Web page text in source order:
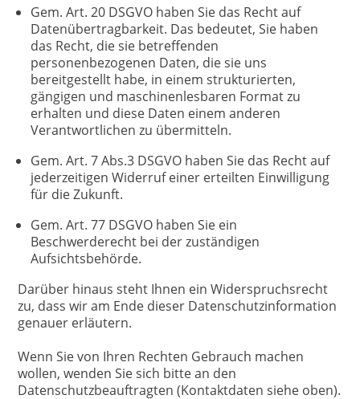
Gem. Art. 20 DSGVO haben Sie das Recht auf
Datenübertragbarkeit. Das bedeutet, Sie haben
das Recht, die sie betreffenden
personenbezogenen Daten, die sie uns
bereitgestellt habe, in einem strukturierten,
gängigen und maschinenlesbaren Format zu
erhalten und diese Daten einem anderen
Verantwortlichen zu übermitteln.
Gem. Art. 7 Abs.3 DSGVO haben Sie das Recht auf
jederzeitigen Widerruf einer erteilten Einwilligung
für die Zukunft.
Gem. Art. 77 DSGVO haben Sie ein
Beschwerderecht bei der zuständigen
Aufsichtsbehörde.
Darüber hinaus steht Ihnen ein Widerspruchsrecht
zu, dass wir am Ende dieser Datenschutzinformation
genauer erläutern.
Wenn Sie von Ihren Rechten Gebrauch machen
wollen, wenden Sie sich bitte an den
Datenschutzbeauftragten (Kontaktdaten siehe oben).